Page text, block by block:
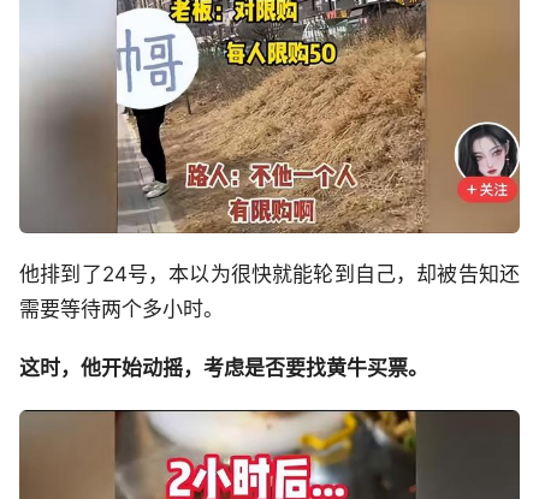
他排到了24号，本以为很快就能轮到自己，却被告知还
需要等待两个多小时。
这时，他开始动摇，考虑是否要找黄牛买票。